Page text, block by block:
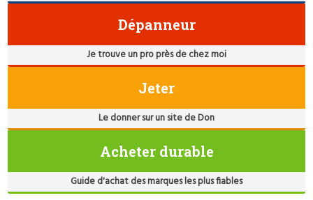
Dépanneur
Je trouve un pro près de chez moi
Jeter
Le donner sur un site de Don
Acheter durable
Guide d'achat des marques les plus fiables